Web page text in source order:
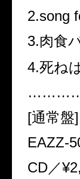
2.song
3.肉食
4.死ね
[通常盤]
EAZZ-
CD／